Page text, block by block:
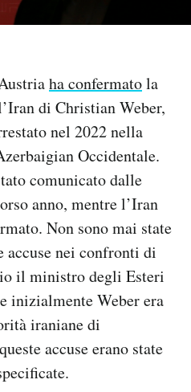
ha confermatola
di Christian Weber,
nel 2022 nella
Occidentale.
comunicato dalle
anno, mentre l’Iran
Non sono mai state
accuse nei confronti di
il ministro degli Esteri
inizialmente Weber era
iraniane di
accuse erano state